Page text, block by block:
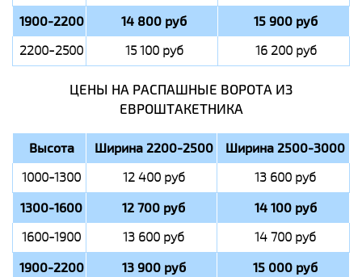
1900-2200 14 800 руб 15 900 руб
2200-2500 15 100 руб 16 200 руб
ЦЕНЫ НА РАСПАШНЫЕ ВОРОТА ИЗ
ЕВРОШТАКЕТНИКА
Высота Ширина 2200-2500 Ширина 2500-3000
1000-1300 12 400 руб 13 600 руб
1300-1600 12 700 руб 14 100 руб
1600-1900 13 600 руб 14 700 руб
1900-2200 13 900 руб 15 000 руб